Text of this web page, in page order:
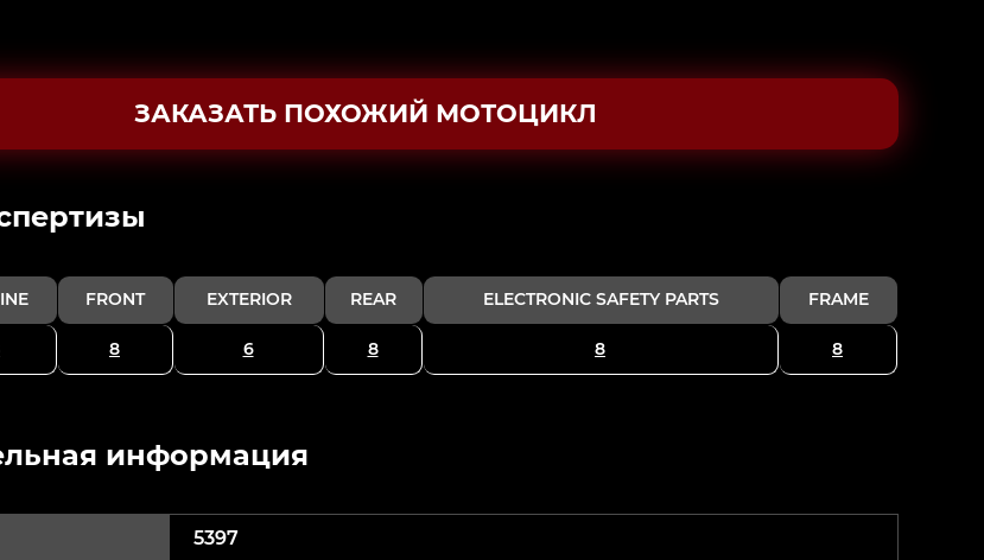
ЗАКАЗАТЬ ПОХОЖИЙ МОТОЦИКЛ
FRONT EXTERIOR REAR ELECTRONIC SAFETY PARTS FRAME
8 6 8 8 8
информация
5397